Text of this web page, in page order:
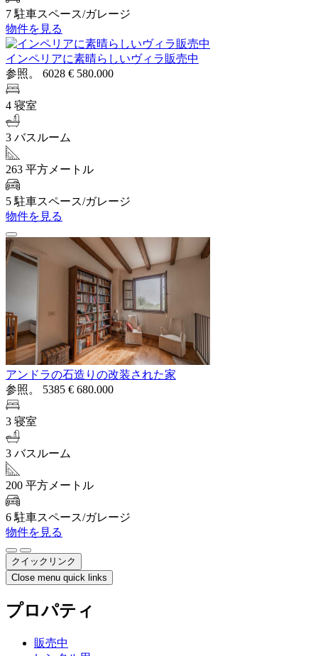
7 駐車スペース/ガレージ
物件を見る
インペリアに素晴らしいヴィラ販売中
参照。 6028 € 580.000
4 寝室
3 バスルーム
263 平方メートル
5 駐車スペース/ガレージ
物件を見る
アンドラの石造りの改装された家
参照。 5385 € 680.000
3 寝室
3 バスルーム
200 平方メートル
6 駐車スペース/ガレージ
物件を見る
クイックリンク
Close menu quick links
プロパティ
販売中